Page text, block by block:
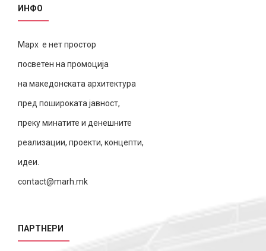
ИНФО
Марх е нет простор
посветен на промоција
на македонската архитектура
пред пошироката јавност,
преку минатите и денешните
реализации, проекти, концепти,
идеи.
contact@marh.mk
ПАРТНЕРИ